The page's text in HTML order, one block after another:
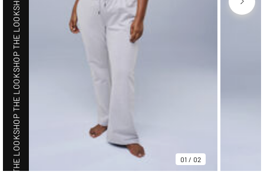
01 / 02
SHOP THE LOOK
SHOP THE LOOK
SHOP THE LOOK